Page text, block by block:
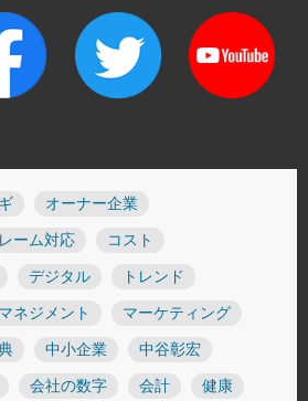
オーナー企業
ーム対応 コスト
デジタル トレンド
マネジメント マーケティング
中小企業 中谷彰宏
会社の数字 会計 健康